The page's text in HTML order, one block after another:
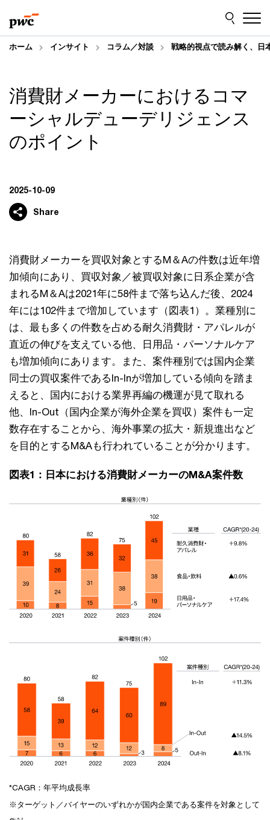
to
content
to
footer
ホーム インサイト コラム／対談 戦略的視点で読み解く、日
消費財メーカーにおけるコマ
ーシャルデューデリジェンス
のポイント
2025-10-09
Share
消費財メーカーを買収対象とするM＆Aの件数は近年増
加傾向にあり、買収対象／被買収対象に日系企業が含
まれるM＆Aは2021年に58件まで落ち込んだ後、2024
年には102件まで増加しています（図表1）。業種別に
は、最も多くの件数を占める耐久消費財・アパレルが
直近の伸びを支えている他、日用品・パーソナルケア
も増加傾向にあります。また、案件種別では国内企業
同士の買収案件であるIn-Inが増加している傾向を踏ま
えると、国内における業界再編の機運が見て取れる
他、In-Out（国内企業が海外企業を買収）案件も一定
数存在することから、海外事業の拡大・新規進出など
を目的とするM&Aも行われていることが分かります。
図表1：日本における消費財メーカーのM&A案件数
*CAGR：年平均成長率
※ターゲット／バイヤーのいずれかが国内企業である案件を対象として